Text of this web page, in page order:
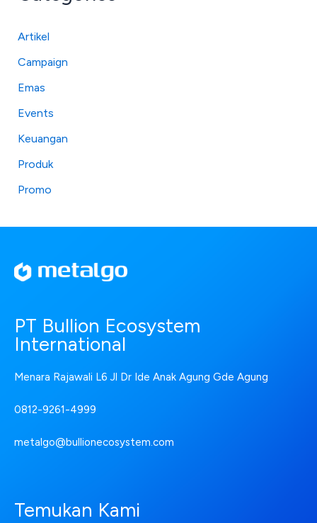
Artikel
Campaign
Emas
Events
Keuangan
Produk
Promo
PT Bullion Ecosystem
International
Menara Rajawali L6 Jl Dr Ide Anak Agung Gde Agung
0812-9261-4999
metalgo@bullionecosystem.com
Temukan Kami